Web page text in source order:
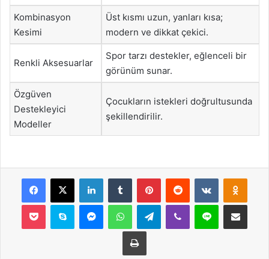
Kombinasyon
Kesimi
Üst kısmı uzun, yanları kısa;
modern ve dikkat çekici.
Renkli Aksesuarlar
Spor tarzı destekler, eğlenceli bir
görünüm sunar.
Özgüven
Destekleyici
Modeller
Çocukların istekleri doğrultusunda
şekillendirilir.
Facebook
X LinkedInTumblr PinterestReddit VKontakte
Pocket Skype MessengerWhatsAppTelegramViber Line E-Posta ile
Yazdır